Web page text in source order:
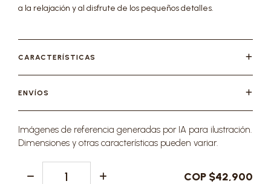
a la relajación y al disfrute de los pequeños detalles.
CARACTERÍSTICAS
ENVÍOS
Imágenes de referencia generadas por IA para ilustración.
Dimensiones y otras características pueden variar.
COP $42,900